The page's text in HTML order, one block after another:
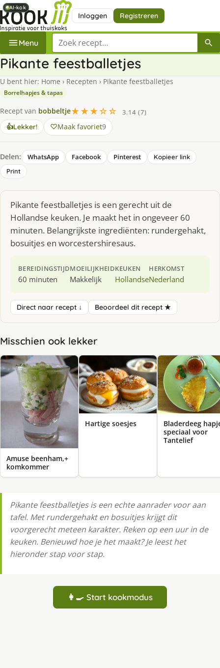
Inloggen Registreren
Menu Zoek een recept
Pikante feestballetjes
U bent hier: Home › Recepten › Pikante feestballetjes
Borrelhapjes & tapas
Recept van bobbeltje★★★☆☆
3.14 (7)
👍Lekker! Maak favoriet9
Delen: WhatsApp Facebook Pinterest
Kopieer link
Print
Pikante feestballetjes is een gerecht uit de
Hollandse keuken. Je maakt het in ongeveer 60
minuten. Belangrijkste ingrediënten: rundergehakt,
bosuitjes en worcestershiresaus.
BEREIDINGSTIJD
60 minuten
MOEILIJKHEID
Makkelijk
KEUKEN
Hollandse
HERKOMST
Nederland
Direct naar recept ↓ Beoordeel dit recept ★
Misschien ook lekker
Amuse beenham,+
komkommer
AI-kok
Hartige soesjes
Bladerdeeg
speciaal voor
Tantelief
AI-kok
AI-kok
AI-kok
Pikante feestballetjes is een echte aanrader voor aan
tafel. Met rundergehakt en bosuitjes krijgt dit
voorgerecht meteen karakter. Reken op een uur in de
keuken. Benieuwd hoe je het maakt? Je leest het
hieronder stap voor stap.
👩‍🍳 Start kookmodus